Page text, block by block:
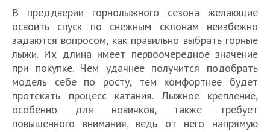
В преддверии горнолыжного сезона желающие
освоить спуск по снежным склонам неизбежно
задаются вопросом, как правильно выбрать горные
лыжи. Их длина имеет первоочерёдное значение
при покупке. Чем удачнее получится подобрать
модель себе по росту, тем комфортнее будет
протекать процесс катания. Лыжное крепление,
особенно для новичков, также требует
повышенного внимания, ведь от него напрямую